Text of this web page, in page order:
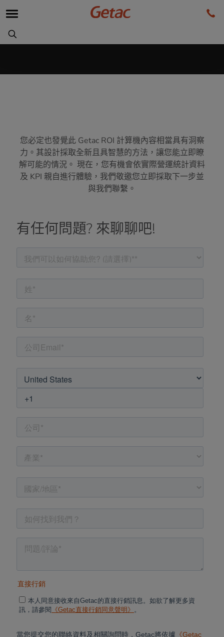
您必定也發覺此 Getac ROI 計算機內容相當具有洞察
力。其設計採取全新且具智慧的方法，讓您能立即瞭
解可能的情況。 現在，您有機會依實際營運統計資料
及 KPI 親自進行體驗，我們敬邀您立即採取下一步並
與我們聯繫。
有任何問題? 來聊聊吧!